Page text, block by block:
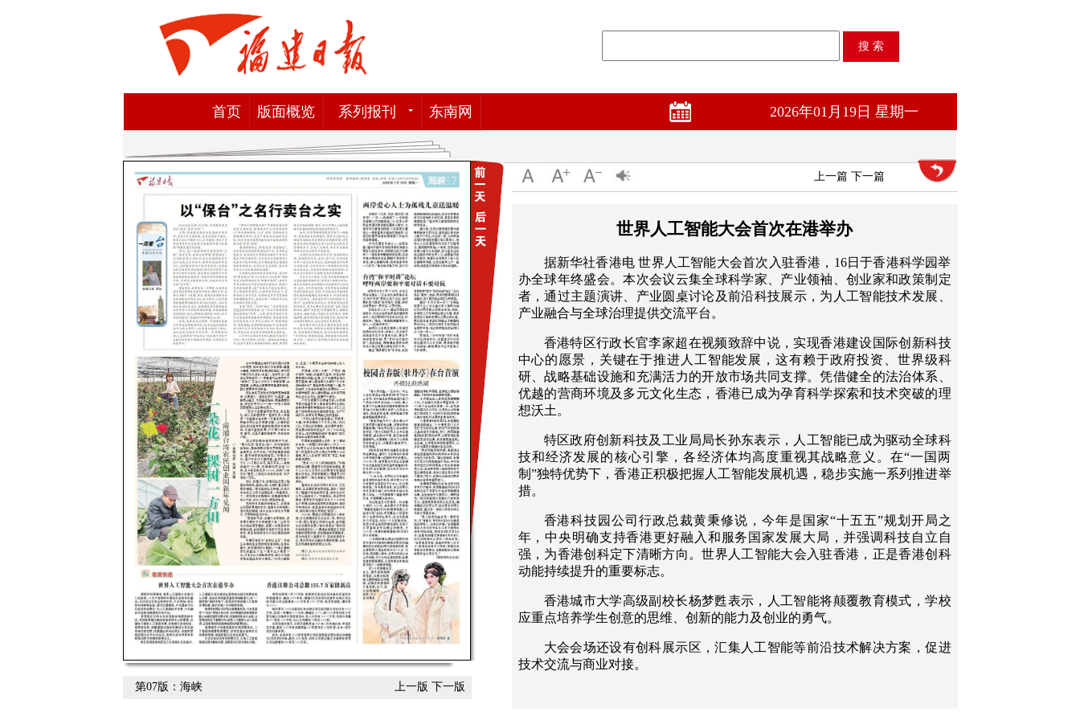
首页 版面概览 系列报刊 东南网 2026年01月19日 星期一
第07版：海峡 上一版 下一版
上一篇 下一篇
世界人工智能大会首次在港举办
据新华社香港电 世界人工智能大会首次入驻香港，16日于香港科学园举
办全球年终盛会。本次会议云集全球科学家、产业领袖、创业家和政策制定
者，通过主题演讲、产业圆桌讨论及前沿科技展示，为人工智能技术发展、
产业融合与全球治理提供交流平台。
香港特区行政长官李家超在视频致辞中说，实现香港建设国际创新科技
中心的愿景，关键在于推进人工智能发展，这有赖于政府投资、世界级科
研、战略基础设施和充满活力的开放市场共同支撑。凭借健全的法治体系、
优越的营商环境及多元文化生态，香港已成为孕育科学探索和技术突破的理
想沃土。
特区政府创新科技及工业局局长孙东表示，人工智能已成为驱动全球科
技和经济发展的核心引擎，各经济体均高度重视其战略意义。在“一国两
制”独特优势下，香港正积极把握人工智能发展机遇，稳步实施一系列推进举
措。
香港科技园公司行政总裁黄秉修说，今年是国家“十五五”规划开局之
年，中央明确支持香港更好融入和服务国家发展大局，并强调科技自立自
强，为香港创科定下清晰方向。世界人工智能大会入驻香港，正是香港创科
动能持续提升的重要标志。
香港城市大学高级副校长杨梦甦表示，人工智能将颠覆教育模式，学校
应重点培养学生创意的思维、创新的能力及创业的勇气。
大会会场还设有创科展示区，汇集人工智能等前沿技术解决方案，促进
技术交流与商业对接。